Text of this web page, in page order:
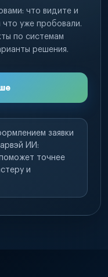
что видите и
что уже пробовали.
по системам
решения.
заявки
ИИ:
точнее
и